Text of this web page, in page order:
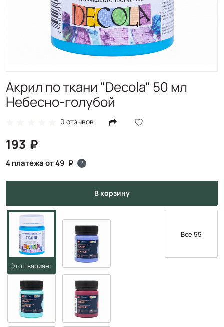
Акрил по ткани "Decola" 50 мл
Небесно-голубой
0 отзывов
193
4 платежа от 49 ?
в корзину
Все 55